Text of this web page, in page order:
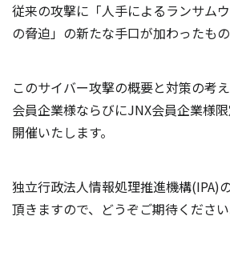
従来の攻撃に「人手によるランサム
の脅迫」の新たな手口が加わったもの
このサイバー攻撃の概要と対策の考
会員企業様ならびにJNX会員企業様
開催いたします。
独立行政法人情報処理推進機構(IPA)
頂きますので、どうぞご期待ください